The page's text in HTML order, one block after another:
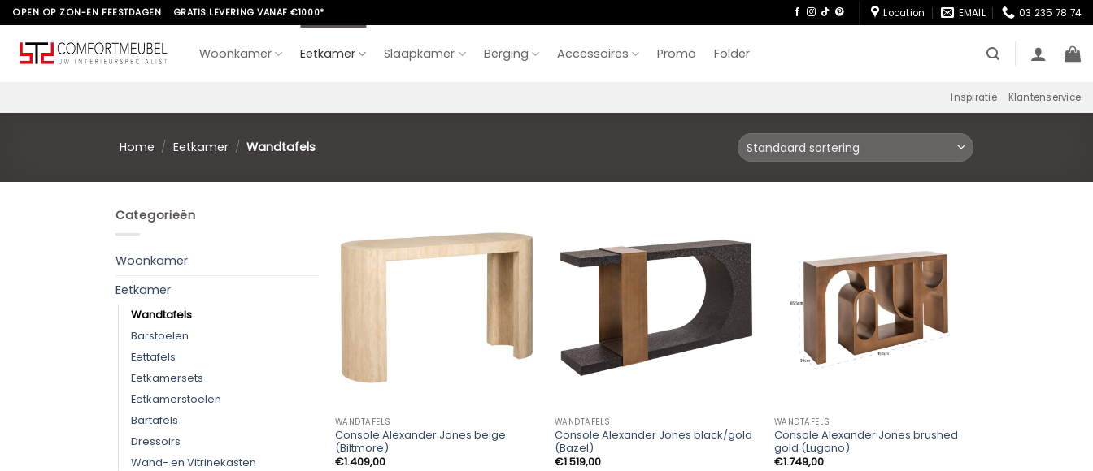
Skip
to
content
OPEN OP ZON-EN FEESTDAGEN GRATIS LEVERING VANAF €1000* Location EMAIL 03 235 78 74
Woonkamer Eetkamer Slaapkamer Berging Accessoires Promo Folder
Inspiratie Klantenservice
Home / Eetkamer / Wandtafels
Categorieën
Woonkamer
Eetkamer
Wandtafels
Barstoelen
Eettafels
Eetkamersets
Eetkamerstoelen
Bartafels
Dressoirs
Wand- en Vitrinekasten
WANDTAFELS
Console Alexander Jones beige
(Biltmore)
€1.409,00
WANDTAFELS
Console Alexander Jones black/gold
(Bazel)
€1.519,00
WANDTAFELS
Console Alexander Jones brushed
gold (Lugano)
€1.749,00